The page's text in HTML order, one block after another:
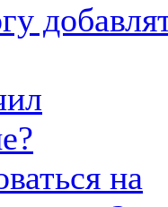
на